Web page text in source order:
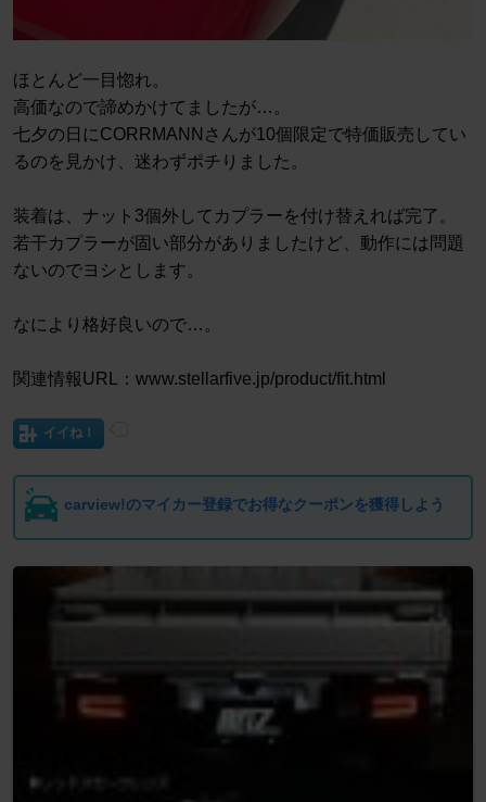
ほとんど一目惚れ。
高価なので諦めかけてましたが…。
七夕の日にCORRMANNさんが10個限定で特価販売してい
るのを見かけ、迷わずポチりました。
装着は、ナット3個外してカプラーを付け替えれば完了。
若干カプラーが固い部分がありましたけど、動作には問題
ないのでヨシとします。
なにより格好良いので…。
関連情報URL：www.stellarfive.jp/product/fit.html
イイね！
carview!のマイカー登録でお得なクーポンを獲得しよう